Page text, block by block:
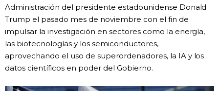
Administración del presidente estadounidense Donald
Trump el pasado mes de noviembre con el fin de
impulsar la investigación en sectores como la energía,
las biotecnologías y los semiconductores,
aprovechando el uso de superordenadores, la IA y los
datos científicos en poder del Gobierno.